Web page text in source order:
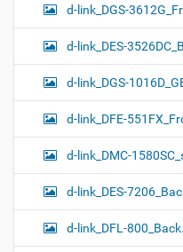
d-link_DGS-
d-link_DES-
d-link_DGS-
d-link_DFE-
d-link_DMC-
d-link_DES-
d-link_DFL-